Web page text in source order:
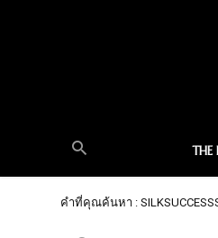
THE
คำที่คุณค้นหา :